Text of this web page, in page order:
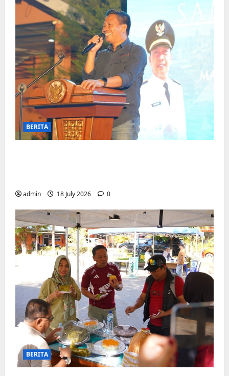
BERITA
admin 18 July 2026 0
BERITA